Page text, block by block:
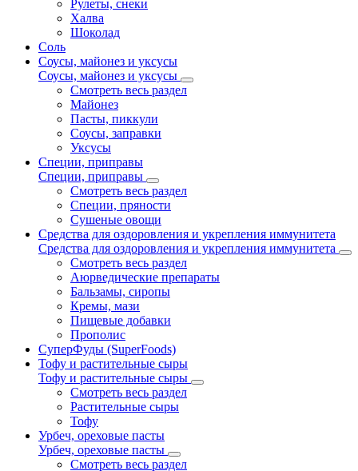
Рулеты, снеки
Халва
Шоколад
Соль
Соусы, майонез и уксусы
Соусы, майонез и уксусы
Смотреть весь раздел
Майонез
Пасты, пиккули
Соусы, заправки
Уксусы
Специи, приправы
Специи, приправы
Смотреть весь раздел
Специи, пряности
Сушеные овощи
Средства для оздоровления и укрепления иммунитета
Средства для оздоровления и укрепления иммунитета
Смотреть весь раздел
Аюрведические препараты
Бальзамы, сиропы
Кремы, мази
Пищевые добавки
Прополис
СуперФуды (SuperFoods)
Тофу и растительные сыры
Тофу и растительные сыры
Смотреть весь раздел
Растительные сыры
Тофу
Урбеч, ореховые пасты
Урбеч, ореховые пасты
Смотреть весь раздел